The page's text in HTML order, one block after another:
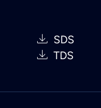
SDS
TDS